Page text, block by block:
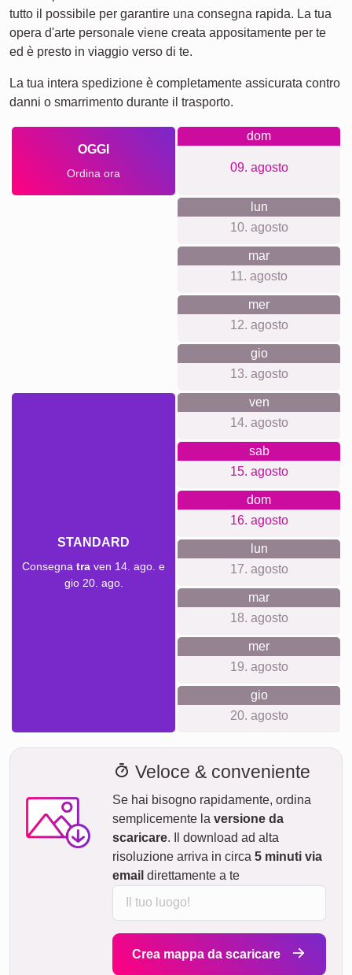
tutto il possibile per garantire una consegna rapida. La tua
opera d'arte personale viene creata appositamente per te
ed è presto in viaggio verso di te.
La tua intera spedizione è completamente assicurata contro
danni o smarrimento durante il trasporto.
OGGI
Ordina ora
dom
09. agosto
lun
10. agosto
mar
11. agosto
mer
12. agosto
gio
13. agosto
STANDARD
Consegna tra ven 14. ago. e
gio 20. ago.
ven
14. agosto
sab
15. agosto
dom
16. agosto
lun
17. agosto
mar
18. agosto
mer
19. agosto
gio
20. agosto
Veloce & conveniente
Se hai bisogno rapidamente, ordina
semplicemente la versione da
scaricare. Il download ad alta
risoluzione arriva in circa 5 minuti via
email direttamente a te
Crea mappa da scaricare